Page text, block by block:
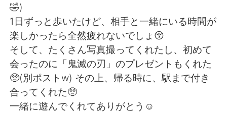
ไทย Indonesia
Italiano Türkçe
Tiếng Việt
🤣)
1日ずっと歩いたけど、相手と一緒にいる時間が
楽しかったら全然疲れないでしょ😚
そして、たくさん写真撮ってくれたし、初めて
会ったのに「鬼滅の刃」のプレゼントもくれた
🥺(別ポストw) その上、帰る時に、駅まで付き
合ってくれた🥺
一緒に遊んでくれてありがとう☺️